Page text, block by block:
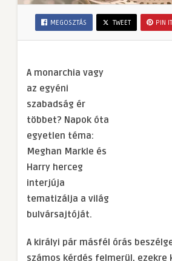
MEGOSZTÁS TWEET PIN IT
A monarchia vagy
az egyéni
szabadság ér
többet? Napok óta
egyetlen téma:
Meghan Markle és
Harry herceg
interjúja
tematizálja a világ
bulvársajtóját.
A királyi pár másfél órás
számos kérdés felmerül, ezekre